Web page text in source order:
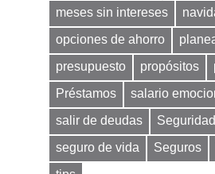
meses sin intereses
opciones de ahorro
presupuesto
propósitos
Préstamos
salario
salir de deudas
Seguridad
seguro de vida
Seguros